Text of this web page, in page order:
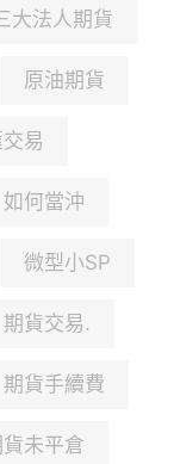
大法人期貨
原油期貨
易
如何當沖
微型小SP
期貨交易.
期貨手續費
未平倉